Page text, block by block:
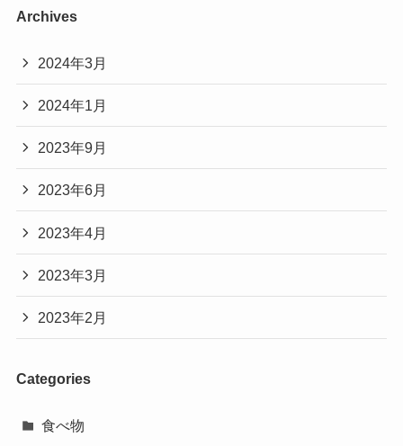
Archives
2024年3月
2024年1月
2023年9月
2023年6月
2023年4月
2023年3月
2023年2月
Categories
食べ物